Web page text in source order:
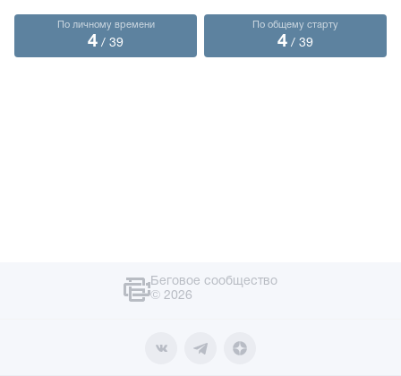
По личному времени
4 / 39
По общему старту
4 / 39
Беговое сообщество
© 2026